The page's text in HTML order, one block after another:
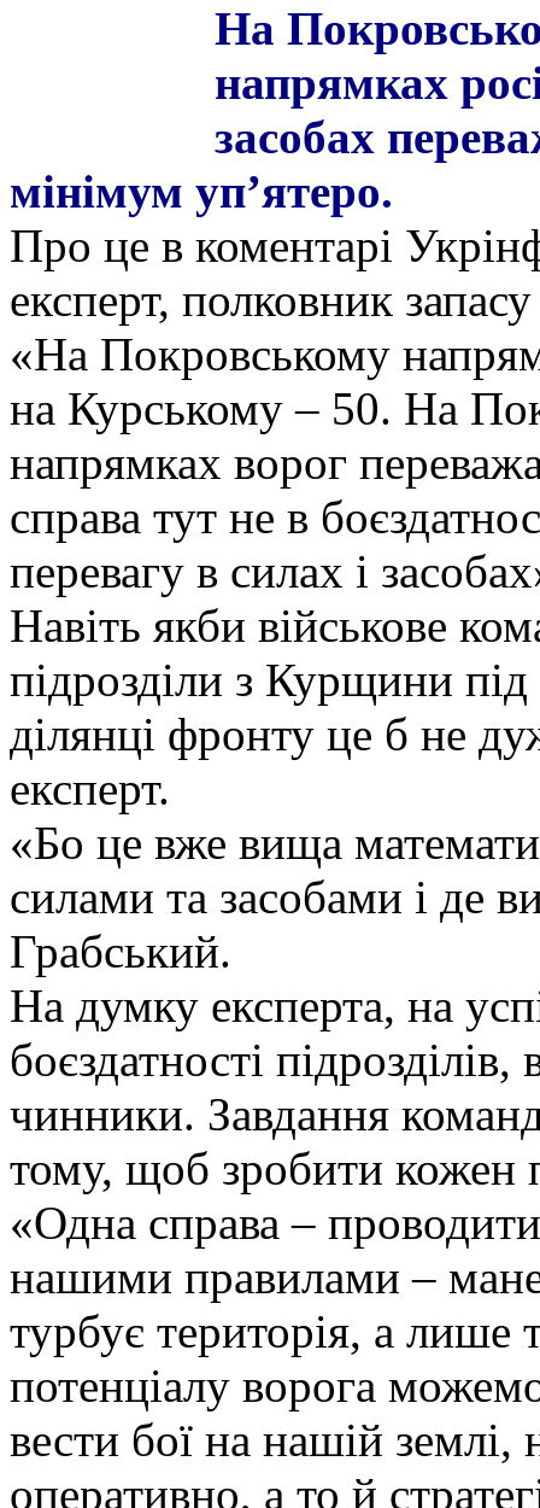
На
напрямках
засобах
мінімум уп’ятеро.
Про це в коментарі
експерт, полковник
«На Покровському
на Курському – 50. На
напрямках ворог
справа тут не в
перевагу в силах і
Навіть якби військове
підрозділи з Курщини
ділянці фронту це б не
експерт.
«Бо це вже вища
силами та засобами і де
Грабський.
На думку експерта, на
боєздатності
чинники. Завдання
тому, щоб зробити кожен
«Одна справа –
нашими правилами –
турбує територія, а лише
потенціалу ворога
вести бої на нашій
оперативно, а то й